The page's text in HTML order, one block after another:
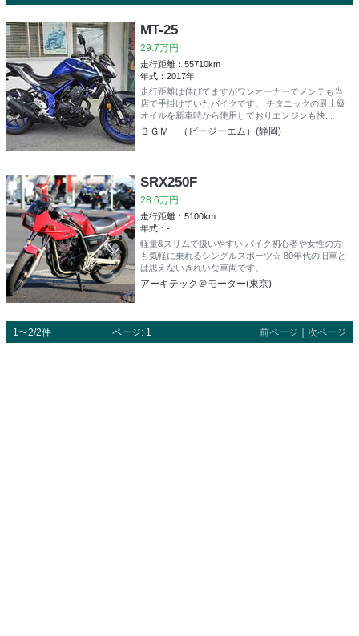
MT-25
29.7万円
走行距離：55710km
年式：2017年
走行距離は伸びてますがワンオーナーでメンテも当
店で手掛けていたバイクです。 チタニックの最上級
オイルを新車時から使用しておりエンジンも快...
ＢＧＭ （ビージーエム）(静岡)
SRX250F
28.6万円
走行距離：5100km
年式：-
軽量&スリムで扱いやすい!バイク初心者や女性の方
も気軽に乗れるシングルスポーツ☆ 80年代の旧車と
は思えないきれいな車両です。
アーキテック＠モーター(東京)
1〜2/2件 ページ: 1 前ページ ｜ 次ページ